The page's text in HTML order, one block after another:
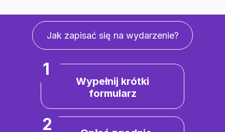
Jak zapisać się na wydarzenie?
1
Wypełnij krótki
formularz
2